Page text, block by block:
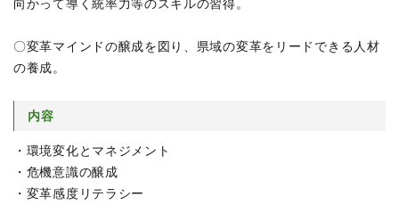
向かって導く統率力等のスキルの習得。
〇変革マインドの醸成を図り、県域の変革をリードできる人材
の養成。
内容
・環境変化とマネジメント
・危機意識の醸成
・変革感度リテラシー